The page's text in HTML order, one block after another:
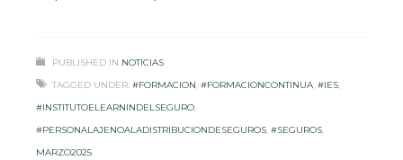
PUBLISHED IN NOTICIAS
TAGGED UNDER: #FORMACION, #FORMACIONCONTINUA, #IES,
#INSTITUTOELEARNINDELSEGURO,
#PERSONALAJENOALADISTRIBUCIONDESEGUROS, #SEGUROS,
MARZO2025